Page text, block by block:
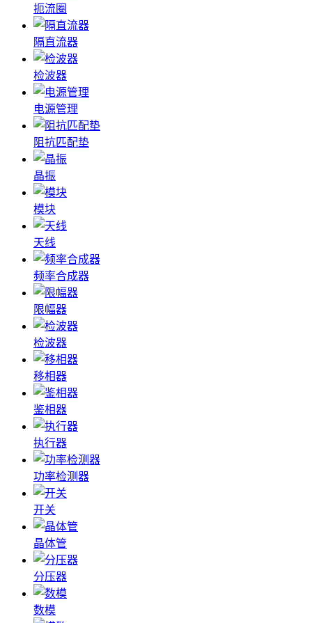
扼流圈
隔直流器
检波器
电源管理
阻抗匹配垫
晶振
模块
天线
频率合成器
限幅器
检波器
移相器
鉴相器
执行器
功率检测器
开关
晶体管
分压器
数模